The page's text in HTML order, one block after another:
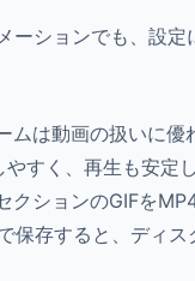
ーションでも、設
は動画の扱いに優
すく、再生も安定し
ションのGIFを
存すると、ディス